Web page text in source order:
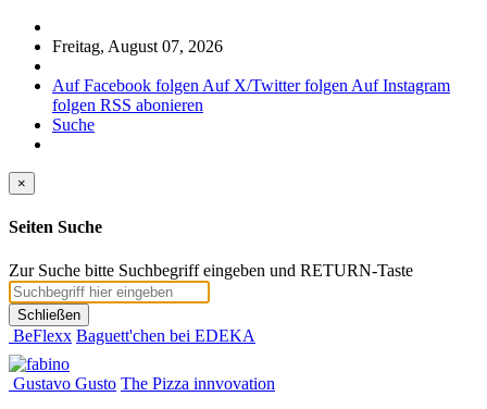
Freitag, August 07, 2026
Auf Facebook folgen Auf X/Twitter folgen Auf Instagram
folgen RSS abonieren
Suche
×
Seiten Suche
Zur Suche bitte Suchbegriff eingeben und RETURN-Taste
Schließen
BeFlexx Baguett'chen bei EDEKA
Gustavo Gusto The Pizza innvovation